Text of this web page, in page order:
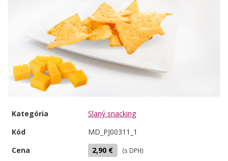
Kategória
Slaný snacking
Kód
MD_PJ00311_1
Cena
2,90 € (s DPH)